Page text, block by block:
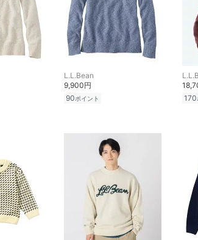
L.L.Bean
9,900円
90ポイント
170